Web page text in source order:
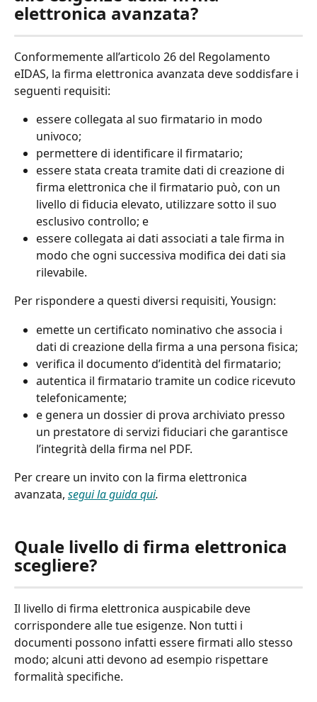
elettronica avanzata?
Conformemente all’articolo 26 del Regolamento
eIDAS, la firma elettronica avanzata deve soddisfare i
seguenti requisiti:
essere collegata al suo firmatario in modo
univoco;
permettere di identificare il firmatario;
essere stata creata tramite dati di creazione di
firma elettronica che il firmatario può, con un
livello di fiducia elevato, utilizzare sotto il suo
esclusivo controllo; e
essere collegata ai dati associati a tale firma in
modo che ogni successiva modifica dei dati sia
rilevabile.
Per rispondere a questi diversi requisiti, Yousign:
emette un certificato nominativo che associa i
dati di creazione della firma a una persona fisica;
verifica il documento d’identità del firmatario;
autentica il firmatario tramite un codice ricevuto
telefonicamente;
e genera un dossier di prova archiviato presso
un prestatore di servizi fiduciari che garantisce
l’integrità della firma nel PDF.
Per creare un invito con la firma elettronica
avanzata, segui la guida qui.
Quale livello di firma elettronica
scegliere?
Il livello di firma elettronica auspicabile deve
corrispondere alle tue esigenze. Non tutti i
documenti possono infatti essere firmati allo stesso
modo; alcuni atti devono ad esempio rispettare
formalità specifiche.